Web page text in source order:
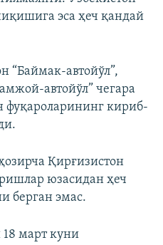
эса ҳеч қандай
“Баймак-автойўл”,
автойўл” чегара
фуқароларининг кириб-
Қирғизистон
юзасидан ҳеч
берган эмас.
март куни